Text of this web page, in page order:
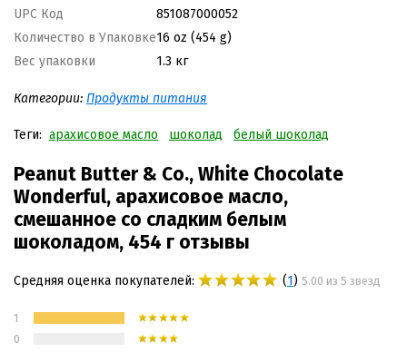
UPC Код
851087000052
Количество в Упаковке16 oz (454 g)
Вес упаковки
1.3 кг
Категории: Продукты питания
Теги: арахисовое масло шоколад белый шоколад
Peanut Butter & Co., White Chocolate
Wonderful, арахисовое масло,
смешанное со сладким белым
шоколадом, 454 г отзывы
Средняя оценка покупателей: (1)5.00 из 5 звезд
1
0